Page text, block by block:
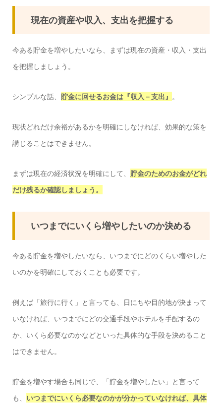
現在の資産や収入、支出を把握する
今ある貯金を増やしたいなら、まずは現在の資産・収入・支出
を把握しましょう。
シンプルな話、 貯金に回せるお金は『収入－支出』 。
現状どれだけ余裕があるかを明確にしなければ、効果的な策を
講じることはできません。
まずは現在の経済状況を明確にして、 貯金のためのお金がどれ
だけ残るか確認しましょう。
いつまでにいくら増やしたいのか決める
今ある貯金を増やしたいなら、いつまでにどのくらい増やした
いのかを明確にしておくことも必要です。
例えば「旅行に行く」と言っても、日にちや目的地が決まって
いなければ、いつまでにどの交通手段やホテルを手配するの
か、いくら必要なのかなどといった具体的な手段を決めること
はできません。
貯金を増やす場合も同じで、「貯金を増やしたい」と言って
も、 いつまでにいくら必要なのかが分かっていなければ、具体